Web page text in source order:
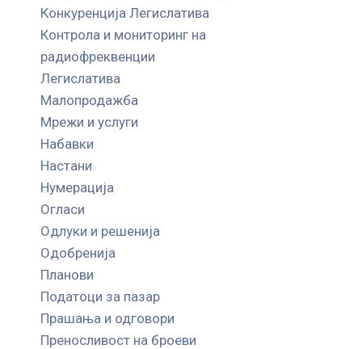
Конкуренција Легислатива
Контрола и мониторинг на
радиофреквенции
Легислатива
Малопродажба
Мрежи и услуги
Набавки
Настани
Нумерација
Огласи
Одлуки и решенија
Одобренија
Планови
Податоци за пазар
Прашања и одговори
Преносливост на броеви